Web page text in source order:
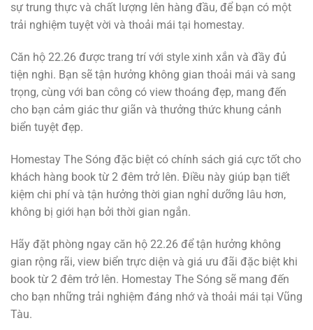
sự trung thực và chất lượng lên hàng đầu, để bạn có một
trải nghiệm tuyệt vời và thoải mái tại homestay.
Căn hộ 22.26 được trang trí với style xinh xắn và đầy đủ
tiện nghi. Bạn sẽ tận hưởng không gian thoải mái và sang
trọng, cùng với ban công có view thoáng đẹp, mang đến
cho bạn cảm giác thư giãn và thưởng thức khung cảnh
biển tuyệt đẹp.
Homestay The Sóng đặc biệt có chính sách giá cực tốt cho
khách hàng book từ 2 đêm trở lên. Điều này giúp bạn tiết
kiệm chi phí và tận hưởng thời gian nghỉ dưỡng lâu hơn,
không bị giới hạn bởi thời gian ngắn.
Hãy đặt phòng ngay căn hộ 22.26 để tận hưởng không
gian rộng rãi, view biển trực diện và giá ưu đãi đặc biệt khi
book từ 2 đêm trở lên. Homestay The Sóng sẽ mang đến
cho bạn những trải nghiệm đáng nhớ và thoải mái tại Vũng
Tàu.